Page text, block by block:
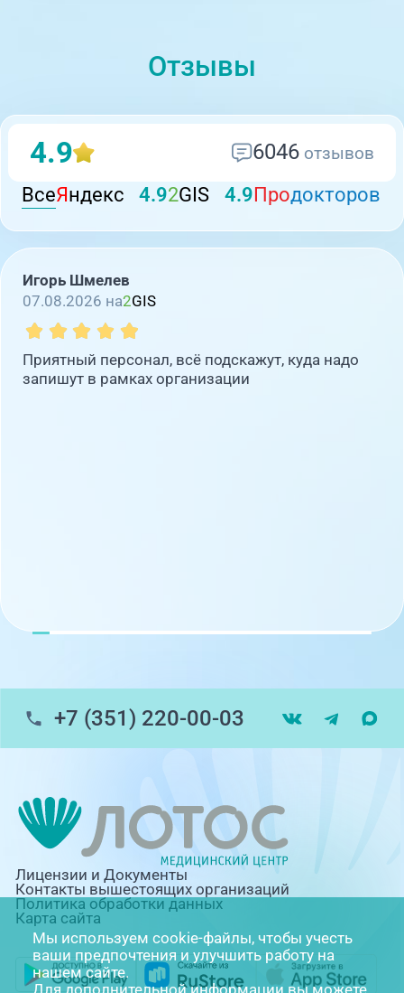
Отзывы
4.9 6046отзывов
ВсеЯндекс 4.92GIS 4.9Продокторов
Игорь Шмелев
07.08.2026 на2GIS
Приятный персонал, всё подскажут, куда надо
запишут в рамках организации
+7 (351) 220-00-03
Лицензии и Документы
Контакты вышестоящих организаций
Политика обработки данных
Карта сайта
Мы используем cookie-файлы, чтобы учесть
ваши предпочтения и улучшить работу на
нашем сайте.
Для дополнительной информации вы можете